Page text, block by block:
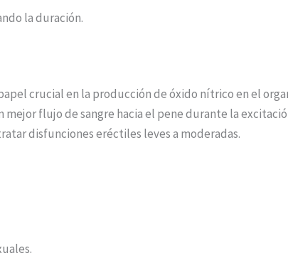
la duración.
crucial en la producción de óxido nítrico en el
flujo de sangre hacia el pene durante la
disfunciones eréctiles leves a moderadas.